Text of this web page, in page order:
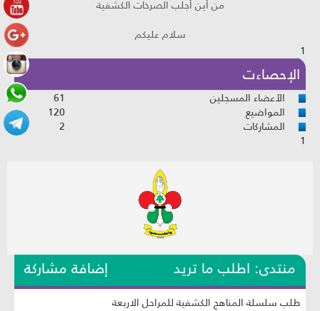
سلام عليكم
هل انت كثير النسيان
1
الإحصاءت
الأعضاء المسجلين
61
المواضيع
120
المشاركات
2
1
منتدى: اطلب ما تريد إضافة مشاركة
طلب سلسلة المناهج الكشفية للمراحل الاربعة